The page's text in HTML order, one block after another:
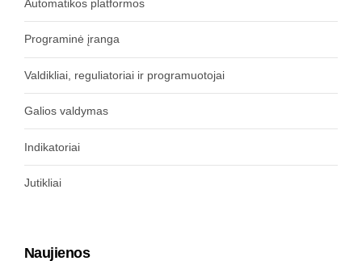
Automatikos platformos
Programinė įranga
Valdikliai, reguliatoriai ir programuotojai
Galios valdymas
Indikatoriai
Jutikliai
Naujienos